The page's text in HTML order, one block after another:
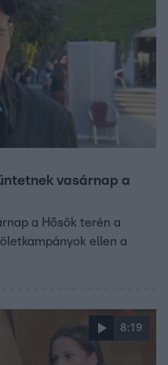
vasárnap a
a Hősök terén a
ellen a
8:19